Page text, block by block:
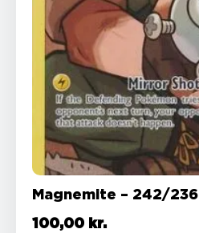
Magnemite – 242/236
100,00 kr.